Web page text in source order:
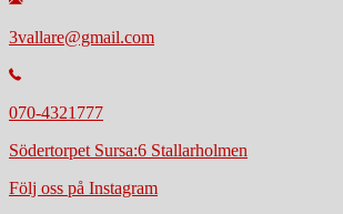
3vallare@gmail.com
070-4321777
Södertorpet Sursa:6 Stallarholmen
Följ oss på Instagram